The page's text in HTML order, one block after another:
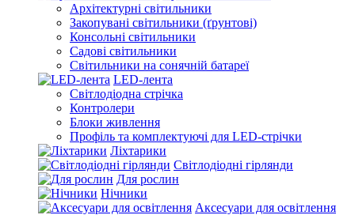
Архітектурні світильники
Закопувані світильники (ґрунтові)
Консольні світильники
Садові світильники
Світильники на сонячній батареї
LED-лента
Світлодіодна стрічка
Контролери
Блоки живлення
Профіль та комплектуючі для LED-стрічки
Ліхтарики
Світлодіодні гірлянди
Для рослин
Нічники
Аксесуари для освітлення